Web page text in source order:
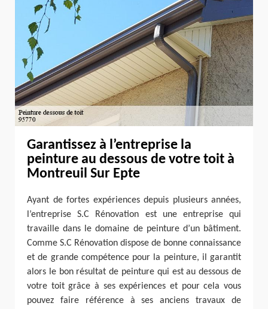
Garantissez à l’entreprise la
peinture au dessous de votre toit à
Montreuil Sur Epte
Ayant de fortes expériences depuis plusieurs années,
l’entreprise S.C Rénovation est une entreprise qui
travaille dans le domaine de peinture d’un bâtiment.
Comme S.C Rénovation dispose de bonne connaissance
et de grande compétence pour la peinture, il garantit
alors le bon résultat de peinture qui est au dessous de
votre toit grâce à ses expériences et pour cela vous
pouvez faire référence à ses anciens travaux de